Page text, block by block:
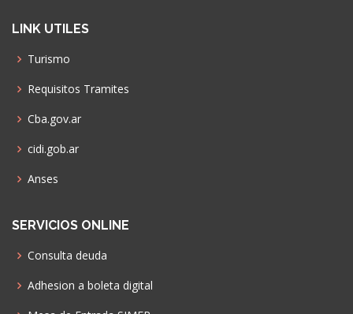
LINK UTILES
Turismo
Requisitos Tramites
Cba.gov.ar
cidi.gob.ar
Anses
SERVICIOS ONLINE
Consulta deuda
Adhesion a boleta digital